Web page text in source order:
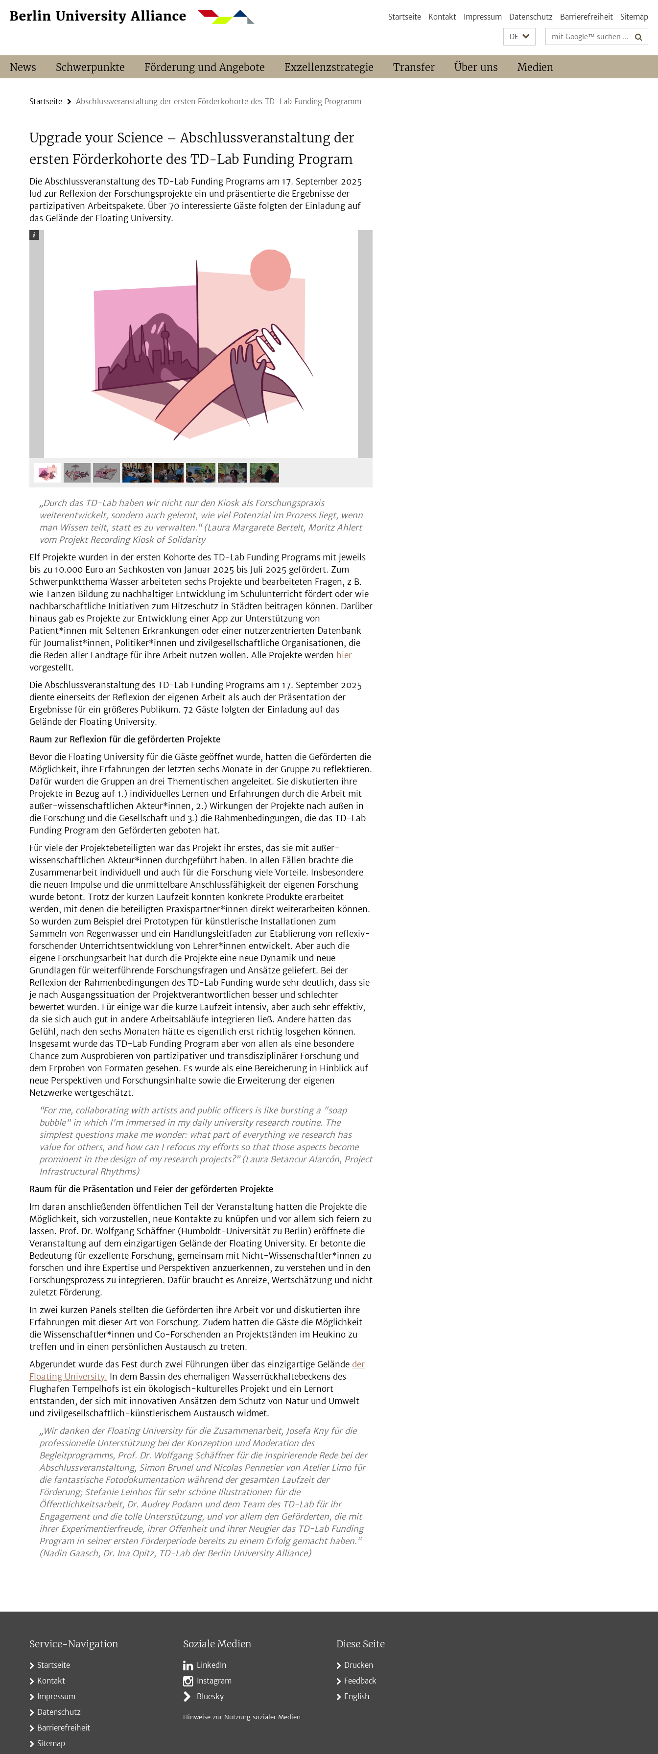
direkt
Service-
Startseite Kontakt Impressum Datenschutz Barrierefreiheit Sitemap
DE Suchbegriffe
News Schwerpunkte Förderung und Angebote Exzellenzstrategie Transfer Über uns Medien
Startseite Abschlussveranstaltung der ersten Förderkohorte des TD-Lab Funding Programm
Upgrade your Science – Abschlussveranstaltung der
ersten Förderkohorte des TD-Lab Funding Program
Die Abschlussveranstaltung des TD-Lab Funding Programs am 17. September 2025
lud zur Reflexion der Forschungsprojekte ein und präsentierte die Ergebnisse der
partizipativen Arbeitspakete. Über 70 interessierte Gäste folgten der Einladung auf
das Gelände der Floating University.
„Durch das TD-Lab haben wir nicht nur den Kiosk als Forschungspraxis
weiterentwickelt, sondern auch gelernt, wie viel Potenzial im Prozess liegt, wenn
man Wissen teilt, statt es zu verwalten.“ (Laura Margarete Bertelt, Moritz Ahlert
vom Projekt Recording Kiosk of Solidarity
Elf Projekte wurden in der ersten Kohorte des TD-Lab Funding Programs mit jeweils
bis zu 10.000 Euro an Sachkosten von Januar 2025 bis Juli 2025 gefördert. Zum
Schwerpunktthema Wasser arbeiteten sechs Projekte und bearbeiteten Fragen, z B.
wie Tanzen Bildung zu nachhaltiger Entwicklung im Schulunterricht fördert oder wie
nachbarschaftliche Initiativen zum Hitzeschutz in Städten beitragen können. Darüber
hinaus gab es Projekte zur Entwicklung einer App zur Unterstützung von
Patient*innen mit Seltenen Erkrankungen oder einer nutzerzentrierten Datenbank
für Journalist*innen, Politiker*innen und zivilgesellschaftliche Organisationen, die
die Reden aller Landtage für ihre Arbeit nutzen wollen. Alle Projekte werden hier
vorgestellt.
Die Abschlussveranstaltung des TD-Lab Funding Programs am 17. September 2025
diente einerseits der Reflexion der eigenen Arbeit als auch der Präsentation der
Ergebnisse für ein größeres Publikum. 72 Gäste folgten der Einladung auf das
Gelände der Floating University.
Raum zur Reflexion für die geförderten Projekte
Bevor die Floating University für die Gäste geöffnet wurde, hatten die Geförderten die
Möglichkeit, ihre Erfahrungen der letzten sechs Monate in der Gruppe zu reflektieren.
Dafür wurden die Gruppen an drei Thementischen angeleitet. Sie diskutierten ihre
Projekte in Bezug auf 1.) individuelles Lernen und Erfahrungen durch die Arbeit mit
außer-wissenschaftlichen Akteur*innen, 2.) Wirkungen der Projekte nach außen in
die Forschung und die Gesellschaft und 3.) die Rahmenbedingungen, die das TD-Lab
Funding Program den Geförderten geboten hat.
Für viele der Projektebeteiligten war das Projekt ihr erstes, das sie mit außer-
wissenschaftlichen Akteur*innen durchgeführt haben. In allen Fällen brachte die
Zusammenarbeit individuell und auch für die Forschung viele Vorteile. Insbesondere
die neuen Impulse und die unmittelbare Anschlussfähigkeit der eigenen Forschung
wurde betont. Trotz der kurzen Laufzeit konnten konkrete Produkte erarbeitet
werden, mit denen die beteiligten Praxispartner*innen direkt weiterarbeiten können.
So wurden zum Beispiel drei Prototypen für künstlerische Installationen zum
Sammeln von Regenwasser und ein Handlungsleitfaden zur Etablierung von reflexiv-
forschender Unterrichtsentwicklung von Lehrer*innen entwickelt. Aber auch die
eigene Forschungsarbeit hat durch die Projekte eine neue Dynamik und neue
Grundlagen für weiterführende Forschungsfragen und Ansätze geliefert. Bei der
Reflexion der Rahmenbedingungen des TD-Lab Funding wurde sehr deutlich, dass sie
je nach Ausgangssituation der Projektverantwortlichen besser und schlechter
bewertet wurden. Für einige war die kurze Laufzeit intensiv, aber auch sehr effektiv,
da sie sich auch gut in andere Arbeitsabläufe integrieren ließ. Andere hatten das
Gefühl, nach den sechs Monaten hätte es eigentlich erst richtig losgehen können.
Insgesamt wurde das TD-Lab Funding Program aber von allen als eine besondere
Chance zum Ausprobieren von partizipativer und transdisziplinärer Forschung und
dem Erproben von Formaten gesehen. Es wurde als eine Bereicherung in Hinblick auf
neue Perspektiven und Forschungsinhalte sowie die Erweiterung der eigenen
Netzwerke wertgeschätzt.
“For me, collaborating with artists and public officers is like bursting a "soap
bubble" in which I'm immersed in my daily university research routine. The
simplest questions make me wonder: what part of everything we research has
value for others, and how can I refocus my efforts so that those aspects become
prominent in the design of my research projects?”(Laura Betancur Alarcón, Project
Infrastructural Rhythms)
Raum für die Präsentation und Feier der geförderten Projekte
Im daran anschließenden öffentlichen Teil der Veranstaltung hatten die Projekte die
Möglichkeit, sich vorzustellen, neue Kontakte zu knüpfen und vor allem sich feiern zu
lassen. Prof. Dr. Wolfgang Schäffner (Humboldt-Universität zu Berlin) eröffnete die
Veranstaltung auf dem einzigartigen Gelände der Floating University. Er betonte die
Bedeutung für exzellente Forschung, gemeinsam mit Nicht-Wissenschaftler*innen zu
forschen und ihre Expertise und Perspektiven anzuerkennen, zu verstehen und in den
Forschungsprozess zu integrieren. Dafür braucht es Anreize, Wertschätzung und nicht
zuletzt Förderung.
In zwei kurzen Panels stellten die Geförderten ihre Arbeit vor und diskutierten ihre
Erfahrungen mit dieser Art von Forschung. Zudem hatten die Gäste die Möglichkeit
die Wissenschaftler*innen und Co-Forschenden an Projektständen im Heukino zu
treffen und in einen persönlichen Austausch zu treten.
Abgerundet wurde das Fest durch zwei Führungen über das einzigartige Gelände der
Floating University. In dem Bassin des ehemaligen Wasserrückhaltebeckens des
Flughafen Tempelhofs ist ein ökologisch-kulturelles Projekt und ein Lernort
entstanden, der sich mit innovativen Ansätzen dem Schutz von Natur und Umwelt
und zivilgesellschaftlich-künstlerischem Austausch widmet.
„Wir danken der Floating University für die Zusammenarbeit, Josefa Kny für die
professionelle Unterstützung bei der Konzeption und Moderation des
Begleitprogramms, Prof. Dr. Wolfgang Schäffner für die inspirierende Rede bei der
Abschlussveranstaltung, Simon Brunel und Nicolas Pennetier von Atelier Limo für
die fantastische Fotodokumentation während der gesamten Laufzeit der
Förderung; Stefanie Leinhos für sehr schöne Illustrationen für die
Öffentlichkeitsarbeit, Dr. Audrey Podann und dem Team des TD-Lab für ihr
Engagement und die tolle Unterstützung, und vor allem den Geförderten, die mit
ihrer Experimentierfreude, ihrer Offenheit und ihrer Neugier das TD-Lab Funding
Program in seiner ersten Förderperiode bereits zu einem Erfolg gemacht haben.“
(Nadin Gaasch, Dr. Ina Opitz, TD-Lab der Berlin University Alliance)
Service-Navigation
Startseite
Kontakt
Impressum
Datenschutz
Barrierefreiheit
Sitemap
Soziale Medien
LinkedIn
Instagram
Bluesky
Hinweise zur Nutzung sozialer Medien
Diese Seite
Drucken
Feedback
English